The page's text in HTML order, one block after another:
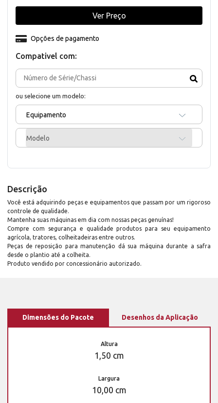
Compativel com:
ou selecione um modelo:
Equipamento
Modelo
Opções de pagamento
Ver Preço
Descrição
Você está adquirindo peças e equipamentos que passam por um rigoroso
controle de qualidade.
Mantenha suas máquinas em dia com nossas peças genuínas!
Compre com segurança e qualidade produtos para seu equipamento
agrícola, tratores, colheitadeiras entre outros.
Peças de reposição para manutenção dá sua máquina durante a safra
desde o plantio até a colheita.
Produto vendido por concessionário autorizado.
Dimensões do Pacote Desenhos da Aplicação
Altura
1,50 cm
Largura
10,00 cm